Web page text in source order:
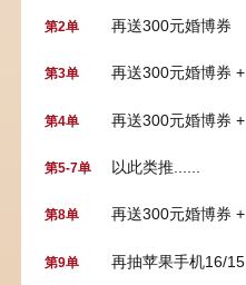
第2单 再送300元婚博券
第3单 再送300元婚博券 +
第4单 再送300元婚博券 +
第5-7单 以此类推......
第8单 再送300元婚博券 +
第9单 再抽苹果手机16/15